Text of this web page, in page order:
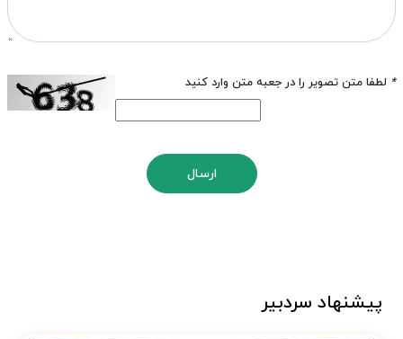
* لطفا متن تصویر را در جعبه متن وارد کنید
ارسال
پیشنهاد سردبیر